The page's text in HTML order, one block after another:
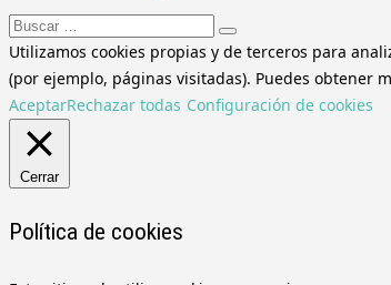
Buscar:
Utilizamos cookies propias y de terceros para
(por ejemplo, páginas visitadas). Puedes obtener
AceptarRechazar todas Configuración de cookies
Cerrar
Política de cookies